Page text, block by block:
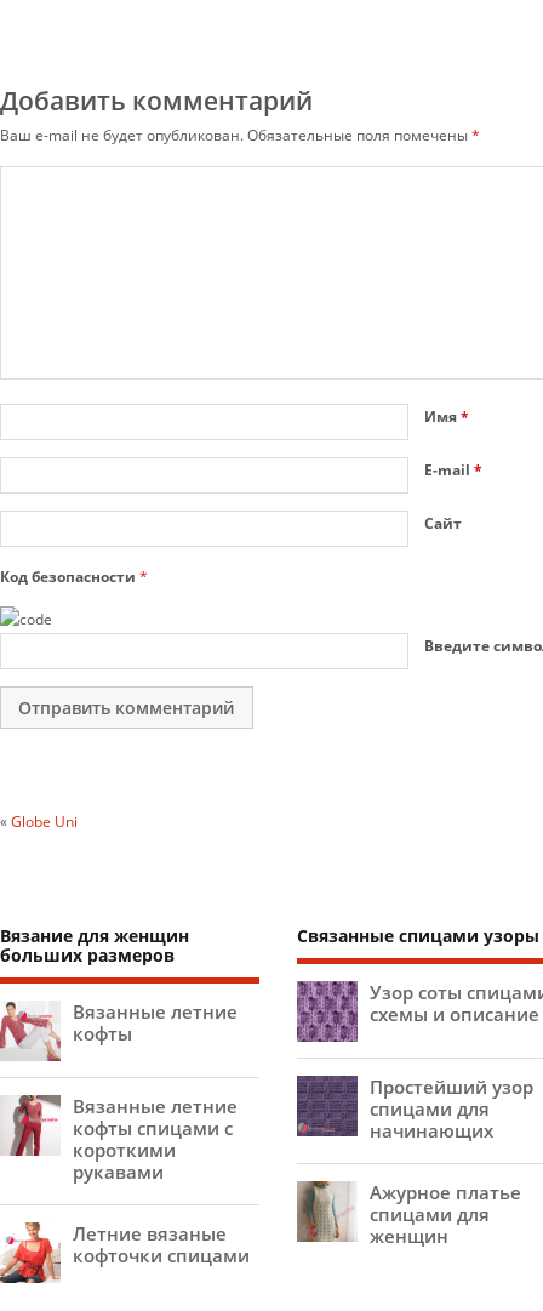
Добавить комментарий
Ваш e-mail не будет опубликован.Обязательные поля помечены*
Имя*
E-mail *
Сайт
Код безопасности *
Введите
«Globe Uni
Вязание для женщин
больших размеров
Вязанные летние
кофты
Вязанные летние
кофты спицами с
короткими
рукавами
Летние вязаные
кофточки спицами
Связанные спицами узоры
Узор соты
схемы и описание
Простейший узор
спицами для
начинающих
Ажурное платье
спицами для
женщин